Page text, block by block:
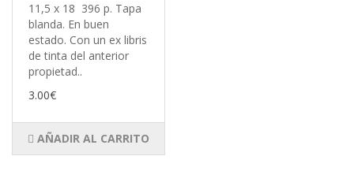
11,5 x 18 396 p. Tapa
blanda. En buen
estado. Con un ex libris
de tinta del anterior
propietad..
3.00€
AÑADIR AL CARRITO